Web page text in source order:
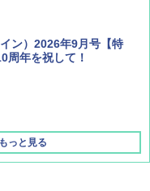
ン）2026年9月号【特
周年を祝して！
っと見る